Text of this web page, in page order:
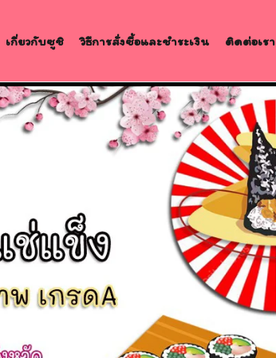
เกี่ยวกับซูชิ วิธีการสั่งซื้อและชำระเงิน ติดต่อเรา